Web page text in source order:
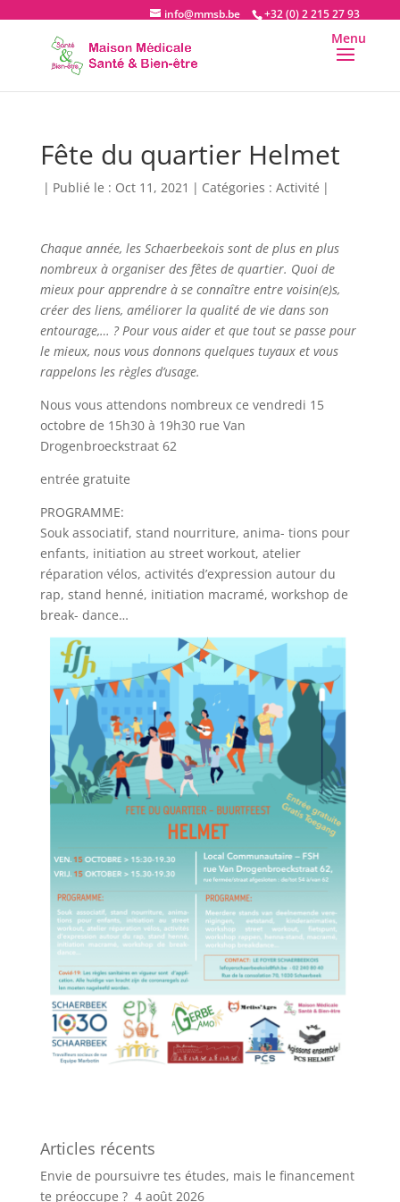
+32 (0) 2 215 27 93
info@mmsb.be
Fête du quartier Helmet
| Publié le : Oct 11, 2021 | Catégories : Activité |
Chaque année, les Schaerbeekois sont de plus en plus
nombreux à organiser des fêtes de quartier. Quoi de
mieux pour apprendre à se connaître entre voisin(e)s,
créer des liens, améliorer la qualité de vie dans son
entourage,… ? Pour vous aider et que tout se passe pour
le mieux, nous vous donnons quelques tuyaux et vous
rappelons les règles d’usage.
Nous vous attendons nombreux ce vendredi 15
octobre de 15h30 à 19h30 rue Van
Drogenbroeckstraat 62
entrée gratuite
PROGRAMME:
Souk associatif, stand nourriture, anima- tions pour
enfants, initiation au street workout, atelier
réparation vélos, activités d’expression autour du
rap, stand henné, initiation macramé, workshop de
break- dance…
Articles récents
Envie de poursuivre tes études, mais le financement
te préoccupe ? 4 août 2026